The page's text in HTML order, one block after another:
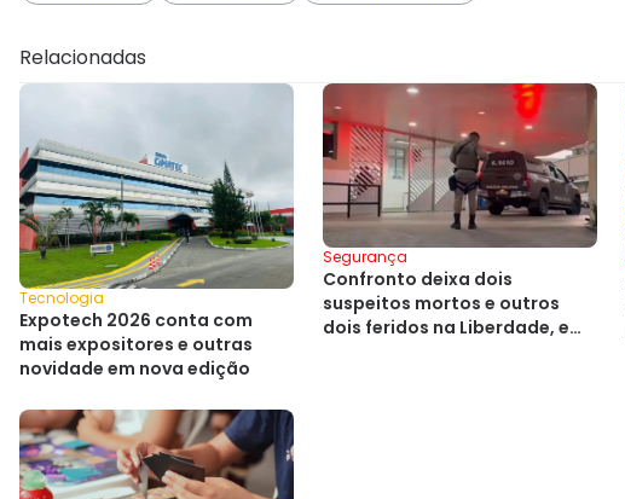
Relacionadas
Tecnologia
Expotech 2026 conta com
mais expositores e outras
novidade em nova edição
Segurança
Confronto deixa dois
suspeitos mortos e outros
dois feridos na Liberdade, em